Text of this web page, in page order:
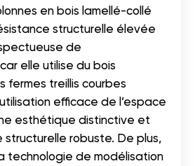
en bois lamellé-collé
structurelle élevée
de
elle utilise du bois
fermes treillis courbes
efficace de l’espace
esthétique distinctive et
structurelle robuste. De plus,
technologie de modélisation